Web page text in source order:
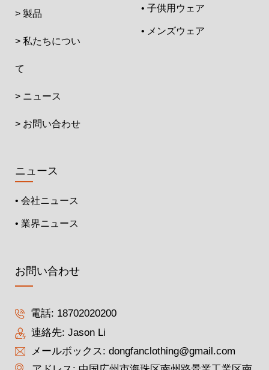
> 製品
> 私たちについ
て
> ニュース
> お問い合わせ
• 子供用ウェア
• メンズウェア
ニュース
• 会社ニュース
• 業界ニュース
お問い合わせ
電話: 18702020200
連絡先: Jason Li
メールボックス: dongfanclothing@gmail.com